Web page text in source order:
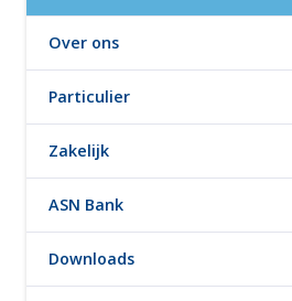
Over ons
Particulier
Zakelijk
ASN Bank
Downloads